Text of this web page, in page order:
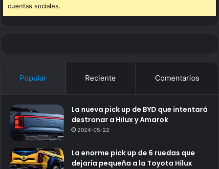
cuentas sociales.
Popular Reciente Comentarios
La nueva pick up de BYD que intentará
destronar a Hilux y Amarok
2024-05-22
La enorme pick up de 6 ruedas que
dejaría pequeña a la Toyota Hilux